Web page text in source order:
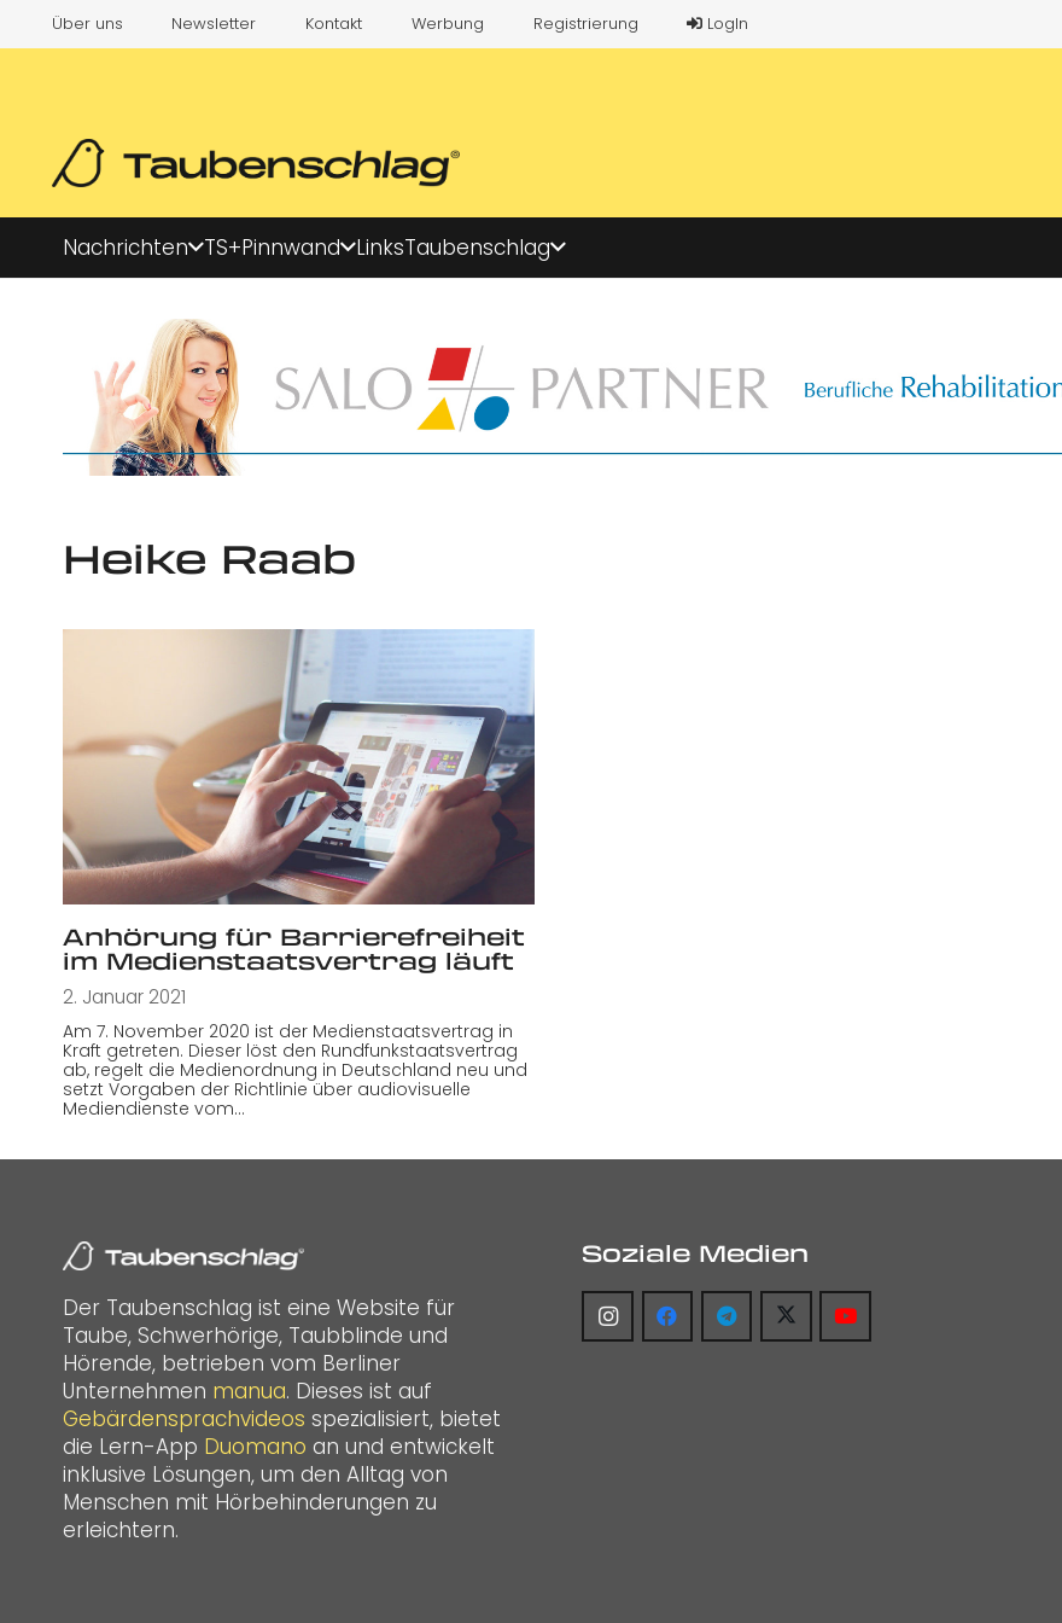
Über uns Newsletter Kontakt Werbung Registrierung LogIn
Nachrichten TS+Pinnwand LinksTaubenschlag
Heike Raab
Anhörung für Barrierefreiheit
im Medienstaatsvertrag läuft
2. Januar 2021
Am 7. November 2020 ist der Medienstaatsvertrag in
Kraft getreten. Dieser löst den Rundfunkstaatsvertrag
ab, regelt die Medienordnung in Deutschland neu und
setzt Vorgaben der Richtlinie über audiovisuelle
Mediendienste vom…
Der Taubenschlag ist eine Website für
Taube, Schwerhörige, Taubblinde und
Hörende, betrieben vom Berliner
Unternehmen manua. Dieses ist auf
Gebärdensprachvideos spezialisiert, bietet
die Lern-App Duomano an und entwickelt
inklusive Lösungen, um den Alltag von
Menschen mit Hörbehinderungen zu
erleichtern.
Soziale Medien